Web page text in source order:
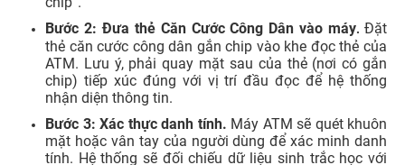
Bước 2: Đưa thẻ Căn Cước Công Dân vào máy.Đặt
thẻ căn cước công dân gắn chip vào khe đọc thẻ của
ATM. Lưu ý, phải quay mặt sau của thẻ (nơi có gắn
chip) tiếp xúc đúng với vị trí đầu đọc để hệ thống
nhận diện thông tin.
Bước 3: Xác thực danh tính. Máy ATM sẽ quét khuôn
mặt hoặc vân tay của người dùng để xác minh danh
tính. Hệ thống sẽ đối chiếu dữ liệu sinh trắc học với